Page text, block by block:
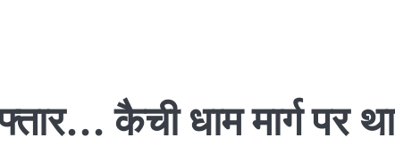
कैची धाम मार्ग पर